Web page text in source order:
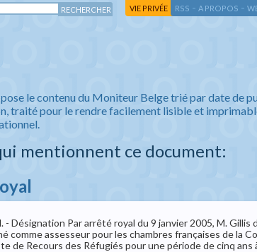
VIE PRIVÉE RSS - A PROPOS -
le contenu du Moniteur Belge trié par date de
traité pour le rendre facilement lisible et
mentionnent ce document:
- Désignation Par arrêté royal du 9 janvier 2005, M. Gillis
comme assesseur pour les chambres françaises de la
de Recours des Réfugiés pour une période de cinq ans